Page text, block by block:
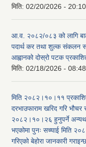
मिति: 02/20/2026 - 20:10
आ.व. २०८२/०८३ को लागि
पदार्थ कर तथा शुल्क संकलन
आह्वानको दोस्रो पटक
मिति: 02/18/2026 - 08:48
मिति २०८२।१०।११
दरभाउफाराम खरिद गरि भौचर
२०८२।१०।२६ हुनुपर्ने
भएकोमा पुनः सच्याई मिति
गरिएको बेहोरा जानकारी